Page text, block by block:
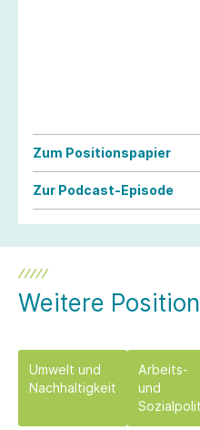
Zum Positionspapier
Zur Podcast-Episode
Weitere
Umwelt und
Nachhaltigkeit
Arbeits-
und